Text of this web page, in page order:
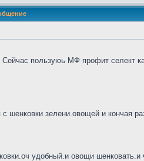
пользуюь МФ профит селект
зелени.овощей и кончая
удобный.и овощи